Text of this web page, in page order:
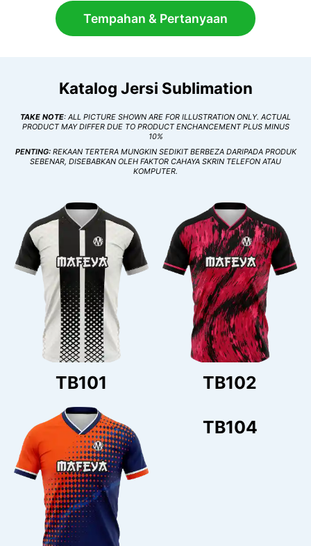
Tempahan & Pertanyaan
Katalog Jersi Sublimation
TAKE NOTE: ALL PICTURE SHOWN ARE FOR ILLUSTRATION ONLY. ACTUAL
PRODUCT MAY DIFFER DUE TO PRODUCT ENCHANCEMENT PLUS MINUS
10%
PENTING:REKAAN TERTERA MUNGKIN SEDIKIT BERBEZA DARIPADA PRODUK
SEBENAR, DISEBABKAN OLEH FAKTOR CAHAYA SKRIN TELEFON ATAU
KOMPUTER.
TB101 TB102
TB104